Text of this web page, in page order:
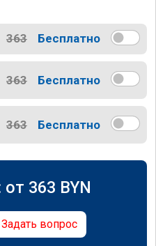
363 Бесплатно
363 Бесплатно
363 Бесплатно
от 363 BYN
Задать вопрос